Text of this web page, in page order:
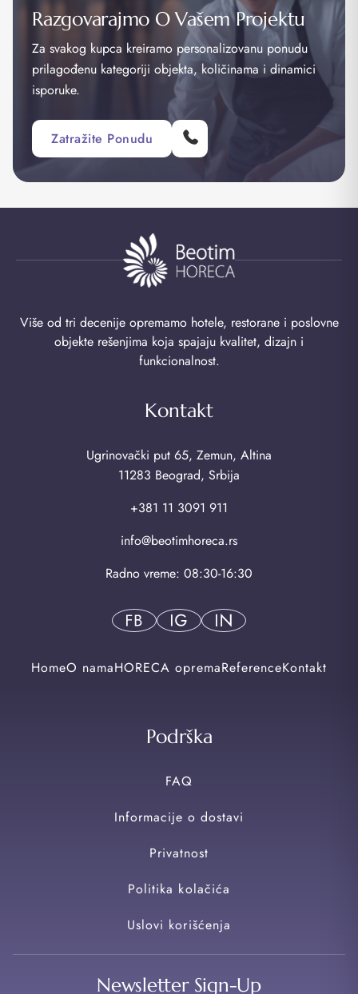
Razgovarajmo O Vašem Projektu
Za svakog kupca kreiramo personalizovanu ponudu
prilagođenu kategoriji objekta, količinama i dinamici
isporuke.
Zatražite Ponudu
Više od tri decenije opremamo hotele, restorane i poslovne
objekte rešenjima koja spajaju kvalitet, dizajn i
funkcionalnost.
Kontakt
Ugrinovački put 65, Zemun, Altina
11283 Beograd, Srbija
+381 11 3091 911
info@beotimhoreca.rs
Radno vreme: 08:30-16:30
HomeO namaHORECA opremaReferenceKontakt
Podrška
FAQ
Informacije o dostavi
Privatnost
Politika kolačića
Uslovi korišćenja
Newsletter Sign-Up